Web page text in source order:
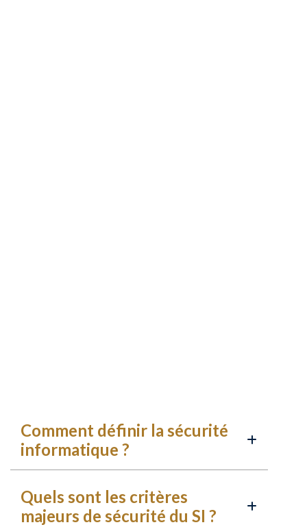
Comment définir la sécurité
informatique ?
Quels sont les critères
majeurs de sécurité du SI ?